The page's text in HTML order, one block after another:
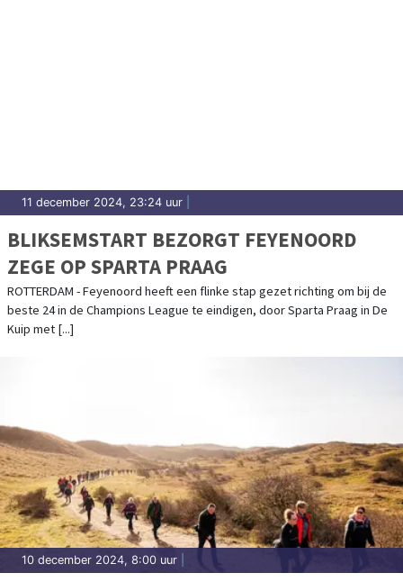
11 december 2024, 23:24 uur
BLIKSEMSTART BEZORGT FEYENOORD
ZEGE OP SPARTA PRAAG
ROTTERDAM - Feyenoord heeft een flinke stap gezet richting om bij de
beste 24 in de Champions League te eindigen, door Sparta Praag in De
Kuip met [...]
10 december 2024, 8:00 uur